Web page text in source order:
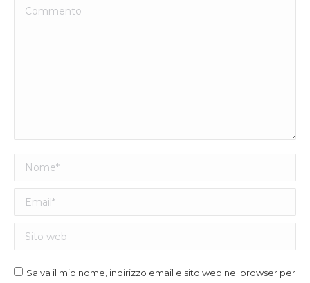
Commento
Nome *
Email *
Sito web
Salva il mio nome, indirizzo email e sito web nel browser per